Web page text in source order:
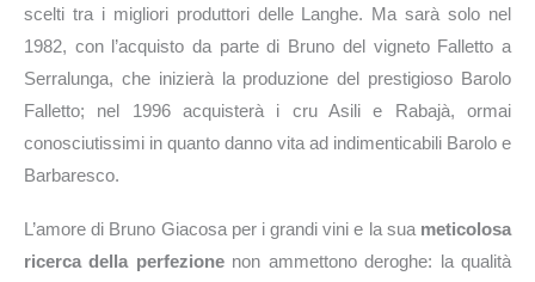
scelti tra i migliori produttori delle Langhe. Ma sarà solo nel
1982, con l’acquisto da parte di Bruno del vigneto Falletto a
Serralunga, che inizierà la produzione del prestigioso Barolo
Falletto; nel 1996 acquisterà i cru Asili e Rabajà, ormai
conosciutissimi in quanto danno vita ad indimenticabili Barolo e
Barbaresco.
L’amore di Bruno Giacosa per i grandi vini e la sua meticolosa
ricerca della perfezionenon ammettono deroghe: la qualità